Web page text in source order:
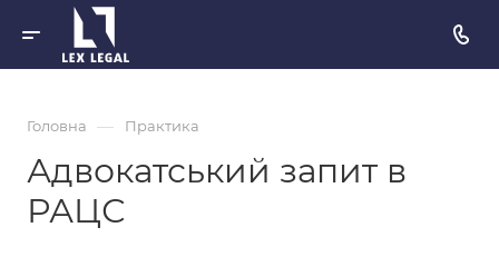
Головна — Практика
Адвокатський запит в
РАЦС